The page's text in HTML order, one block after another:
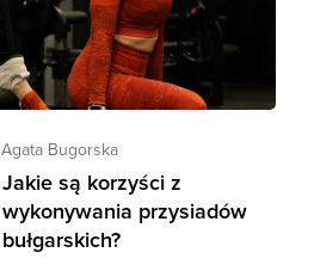
Agata Bugorska
Jakie są korzyści z
wykonywania przysiadów
bułgarskich?